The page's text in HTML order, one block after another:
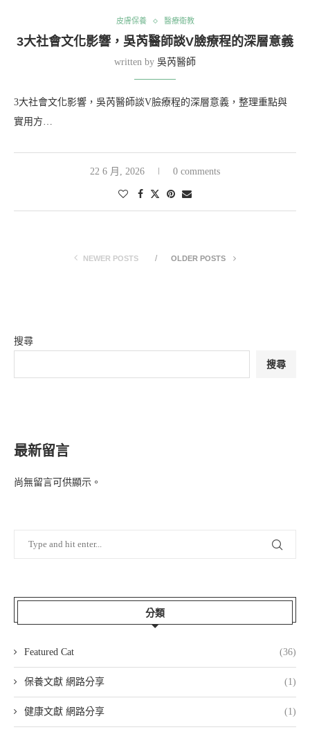
皮膚保養 醫療衛教
3大社會文化影響，吳芮醫師談V臉療程的深層意義
written by 吳芮醫師
3大社會文化影響，吳芮醫師談V臉療程的深層意義，整理重點與
實用方…
22 6 月, 2026 0 comments
NEWER POSTS OLDER POSTS
搜尋
搜尋
最新留言
尚無留言可供顯示。
分類
Featured Cat (36)
保養文獻 網路分享 (1)
健康文獻 網路分享 (1)